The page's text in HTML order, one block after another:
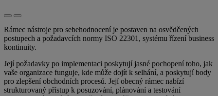
Rámec nástroje pro sebehodnocení je postaven na osvědčených
postupech a požadavcích normy ISO 22301, systému řízení business
kontinuity.
Její požadavky po implementaci poskytují jasné pochopení toho, jak
vaše organizace funguje, kde může dojít k selhání, a poskytují body
pro zlepšení obchodních procesů. Její obecný rámec nabízí
strukturovaný přístup k posuzování, plánování a testování